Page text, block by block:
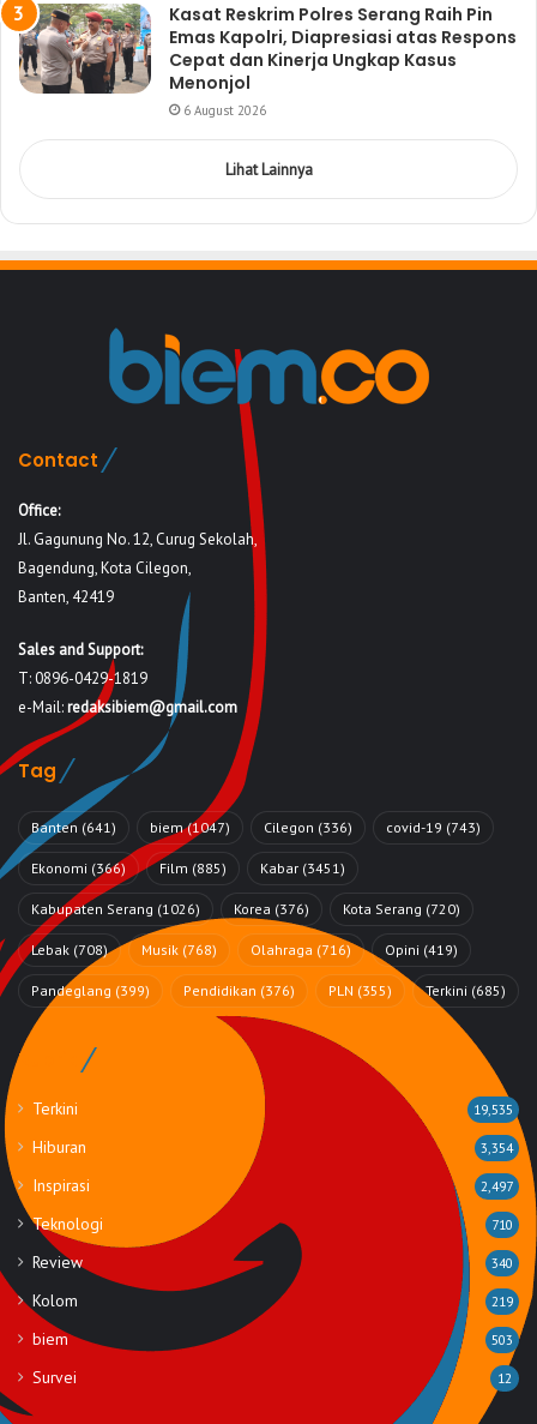
Kasat Reskrim Polres Serang Raih Pin
Emas Kapolri, Diapresiasi atas Respons
Cepat dan Kinerja Ungkap Kasus
Menonjol
6 August 2026
Lihat Lainnya
Contact
Office:
Jl. Gagunung No. 12, Curug Sekolah,
Bagendung, Kota Cilegon,
Banten, 42419
Sales and Support:
T: 0896-0429-1819
e-Mail:redaksibiem@gmail.com
Tag
Banten (641) biem(1047) Cilegon (336) covid-19 (743)
Ekonomi (366) Film (885) Kabar (3451)
Kabupaten Serang (1026) Korea (376) Kota Serang (720)
Lebak (708) Musik (768) Olahraga (716) Opini (419)
Pandeglang (399) Pendidikan (376) PLN (355) Terkini (685)
Rubrik
Terkini 19,535
Hiburan 3,354
Inspirasi 2,497
Teknologi 710
Review 340
Kolom 219
biem 503
Survei 12